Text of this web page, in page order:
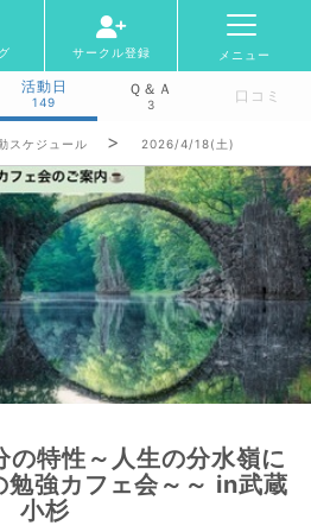
サークル登録 メニュー
活動日
149
Ｑ＆Ａ
3 口コミ
スケジュール 2026/4/18(土)
特性～人生の分水嶺に
強カフェ会～～ in武蔵
小杉